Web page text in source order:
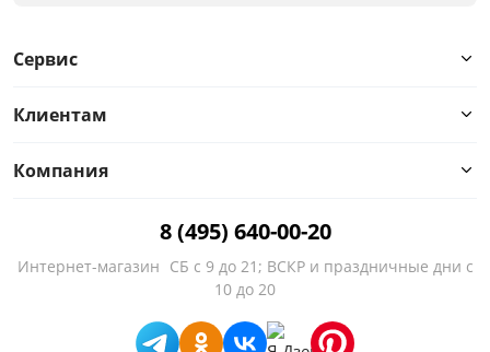
Сервис
Клиентам
Компания
8 (495) 640-00-20
Интернет-магазин СБ с 9 до 21; ВСКР и праздничные дни с
10 до 20